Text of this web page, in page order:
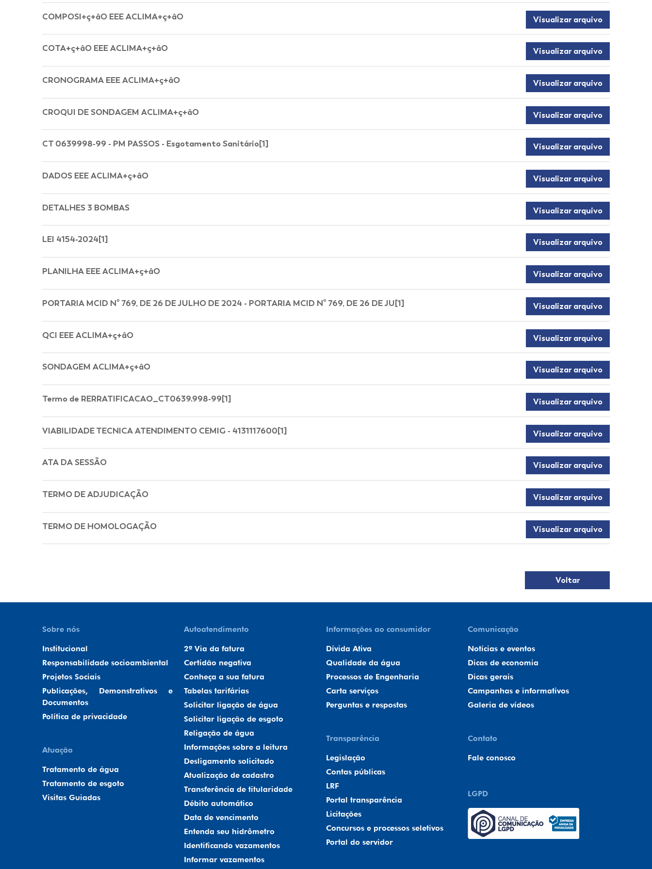
COMPOSI+ç+âO EEE ACLIMA+ç+âO Visualizar arquivo
COTA+ç+âO EEE ACLIMA+ç+âO Visualizar arquivo
CRONOGRAMA EEE ACLIMA+ç+âO Visualizar arquivo
CROQUI DE SONDAGEM ACLIMA+ç+âO Visualizar arquivo
CT 0639998-99 - PM PASSOS - Esgotamento Sanitário[1] Visualizar arquivo
DADOS EEE ACLIMA+ç+âO Visualizar arquivo
DETALHES 3 BOMBAS Visualizar arquivo
LEI 4154-2024[1] Visualizar arquivo
PLANILHA EEE ACLIMA+ç+âO Visualizar arquivo
PORTARIA MCID Nº 769, DE 26 DE JULHO DE 2024 - PORTARIA MCID Nº 769, DE 26 DE JU[1] Visualizar arquivo
QCI EEE ACLIMA+ç+âO Visualizar arquivo
SONDAGEM ACLIMA+ç+âO Visualizar arquivo
Termo de RERRATIFICACAO_CT0639.998-99[1] Visualizar arquivo
VIABILIDADE TECNICA ATENDIMENTO CEMIG - 4131117600[1] Visualizar arquivo
ATA DA SESSÃO Visualizar arquivo
TERMO DE ADJUDICAÇÃO Visualizar arquivo
TERMO DE HOMOLOGAÇÃO Visualizar arquivo
Voltar
Sobre nós
Institucional
Responsabilidade socioambiental
Projetos Sociais
Publicações, Demonstrativos e
Documentos
Política de privacidade
Atuação
Tratamento de água
Tratamento de esgoto
Visitas Guiadas
Autoatendimento
2ª Via da fatura
Certidão negativa
Conheça a sua fatura
Tabelas tarifárias
Solicitar ligação de água
Solicitar ligação de esgoto
Religação de água
Informações sobre a leitura
Desligamento solicitado
Atualização de cadastro
Transferência de titularidade
Débito automático
Data de vencimento
Entenda seu hidrômetro
Identificando vazamentos
Informar vazamentos
Informações ao consumidor
Dívida Ativa
Qualidade da água
Processos de Engenharia
Carta serviços
Perguntas e respostas
Transparência
Legislação
Contas públicas
LRF
Portal transparência
Licitações
Concursos e processos seletivos
Portal do servidor
Comunicação
Notícias e eventos
Dicas de economia
Dicas gerais
Campanhas e informativos
Galeria de vídeos
Contato
Fale conosco
LGPD